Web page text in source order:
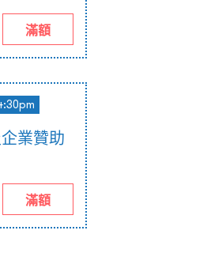
滿額
業贊助
滿額